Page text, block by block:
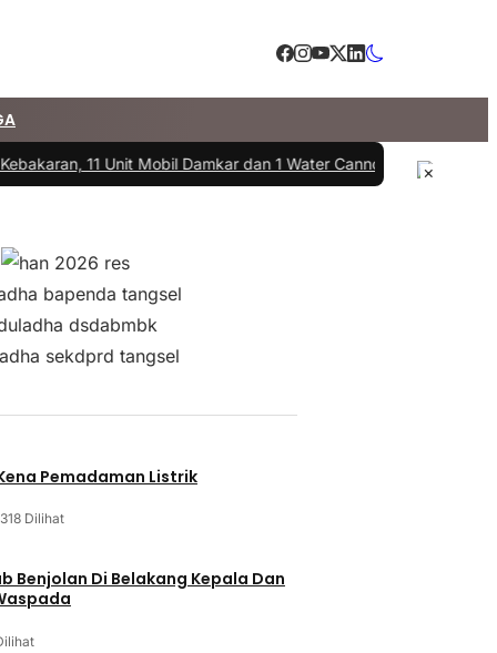
11 Unit Mobil Damkar dan 1 Water Cannon Diterjunkan
Pemadaman Listrik
318 Dilihat
Benjolan Di Belakang Kepala Dan
×